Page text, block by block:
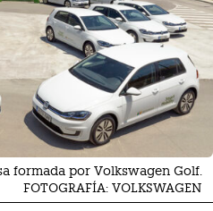
formada por Volkswagen Golf.
FOTOGRAFÍA: VOLKSWAGEN